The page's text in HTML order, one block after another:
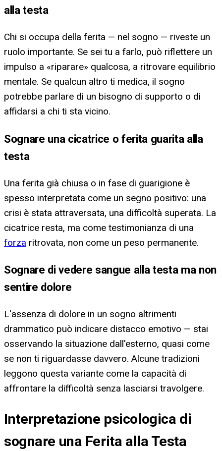
alla testa
Chi si occupa della ferita — nel sogno — riveste un
ruolo importante. Se sei tu a farlo, può riflettere un
impulso a «riparare» qualcosa, a ritrovare equilibrio
mentale. Se qualcun altro ti medica, il sogno
potrebbe parlare di un bisogno di supporto o di
affidarsi a chi ti sta vicino.
Sognare una cicatrice o ferita guarita alla
testa
Una ferita già chiusa o in fase di guarigione è
spesso interpretata come un segno positivo: una
crisi è stata attraversata, una difficoltà superata. La
cicatrice resta, ma come testimonianza di una
forza ritrovata, non come un peso permanente.
Sognare di vedere sangue alla testa ma non
sentire dolore
L'assenza di dolore in un sogno altrimenti
drammatico può indicare distacco emotivo — stai
osservando la situazione dall'esterno, quasi come
se non ti riguardasse davvero. Alcune tradizioni
leggono questa variante come la capacità di
affrontare la difficoltà senza lasciarsi travolgere.
Interpretazione psicologica di
sognare una Ferita alla Testa